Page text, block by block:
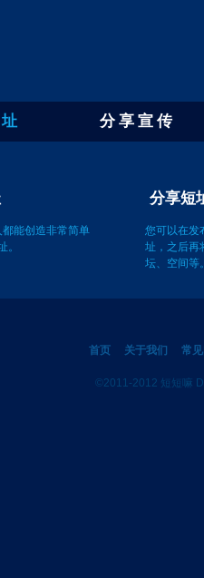
分 享 宣 传
网址
您可以在发
首页 关于我们 常